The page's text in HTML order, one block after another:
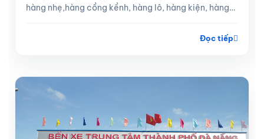
hàng nhẹ,hàng cồng kềnh, hàng lô, hàng kiện, hàng
Đọc tiếp